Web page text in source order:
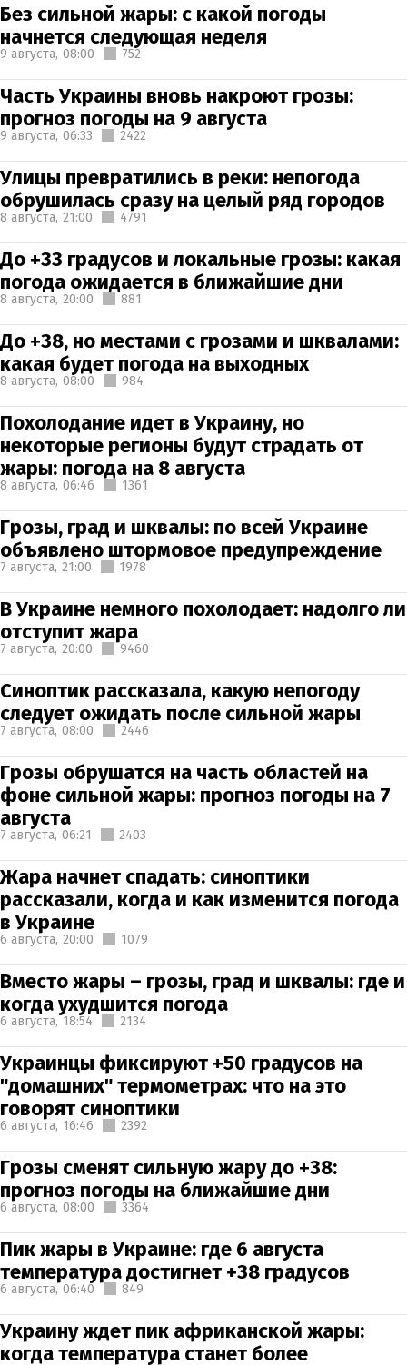
Без сильной жары: с какой погоды
начнется следующая неделя
9 августа, 08:00 752
Часть Украины вновь накроют грозы:
прогноз погоды на 9 августа
9 августа, 06:33 2422
Улицы превратились в реки: непогода
обрушилась сразу на целый ряд городов
8 августа, 21:00 4791
До +33 градусов и локальные грозы: какая
погода ожидается в ближайшие дни
8 августа, 20:00 881
До +38, но местами с грозами и шквалами:
какая будет погода на выходных
8 августа, 08:00 984
Похолодание идет в Украину, но
некоторые регионы будут страдать от
жары: погода на 8 августа
8 августа, 06:46 1361
Грозы, град и шквалы: по всей Украине
объявлено штормовое предупреждение
7 августа, 21:00 1978
В Украине немного похолодает: надолго ли
отступит жара
7 августа, 20:00 9460
Синоптик рассказала, какую непогоду
следует ожидать после сильной жары
7 августа, 08:00 2446
Грозы обрушатся на часть областей на
фоне сильной жары: прогноз погоды на 7
августа
7 августа, 06:21 2403
Жара начнет спадать: синоптики
рассказали, когда и как изменится погода
в Украине
6 августа, 20:00 1079
Вместо жары – грозы, град и шквалы: где и
когда ухудшится погода
6 августа, 18:54 2134
Украинцы фиксируют +50 градусов на
"домашних" термометрах: что на это
говорят синоптики
6 августа, 16:46 2392
Грозы сменят сильную жару до +38:
прогноз погоды на ближайшие дни
6 августа, 08:00 3364
Пик жары в Украине: где 6 августа
температура достигнет +38 градусов
6 августа, 06:40 849
Украину ждет пик африканской жары:
когда температура станет более